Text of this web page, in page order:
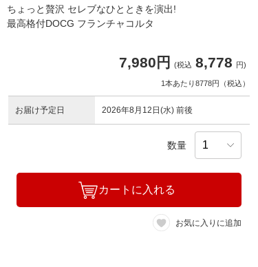
ちょっと贅沢 セレブなひとときを演出!
最高格付DOCG フランチャコルタ
7,980円 (税込 8,778 円)
1本あたり8778円（税込）
お届け予定日 2026年8月12日(水) 前後
数量
カートに入れる
お気に入りに追加